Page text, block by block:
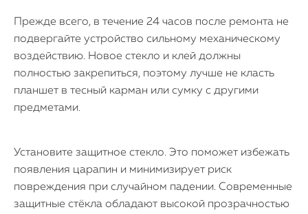
Прежде всего, в течение 24 часов после ремонта не
подвергайте устройство сильному механическому
воздействию. Новое стекло и клей должны
полностью закрепиться, поэтому лучше не класть
планшет в тесный карман или сумку с другими
предметами.
Установите защитное стекло. Это поможет избежать
появления царапин и минимизирует риск
повреждения при случайном падении. Современные
защитные стёкла обладают высокой прозрачностью